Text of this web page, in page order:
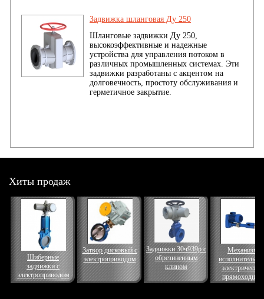
Задвижка шланговая Ду 250
Шланговые задвижки Ду 250,
высокоэффективные и надежные
устройства для управления потоком в
различных промышленных системах. Эти
задвижки разработаны с акцентом на
долговечность, простоту обслуживания и
герметичное закрытие.
Хиты продаж
Шиберные
задвижки с
электроприводом
Затвор дисковый с
электроприводом
Задвижки 30ч939р с
обрезиненным
клином
Механизм
электрический
прямоходный